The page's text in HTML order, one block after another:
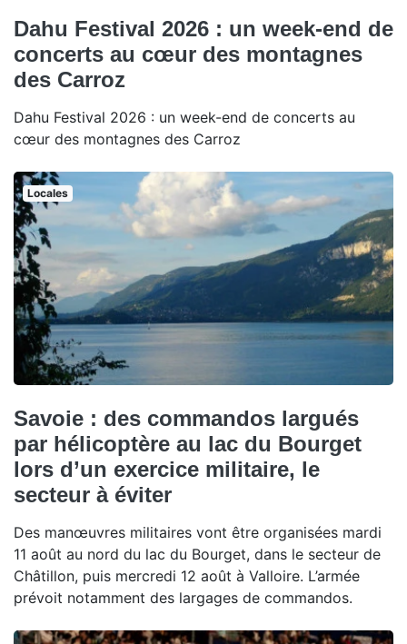
Dahu Festival 2026 : un week-end de
concerts au cœur des montagnes
des Carroz
Dahu Festival 2026 : un week-end de concerts au
cœur des montagnes des Carroz
Locales
Savoie : des commandos largués
par hélicoptère au lac du Bourget
lors d’un exercice militaire, le
secteur à éviter
Des manœuvres militaires vont être organisées mardi
11 août au nord du lac du Bourget, dans le secteur de
Châtillon, puis mercredi 12 août à Valloire. L’armée
prévoit notamment des largages de commandos.